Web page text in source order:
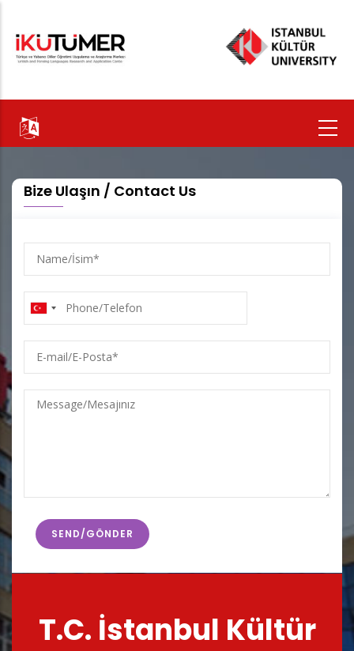
içeriğe
atla
Bize Ulaşın / Contact Us
Name/
İsim
Phone/Telefon
mail/E-
Posta
Message/Mesajınız
T.C. İstanbul Kültür